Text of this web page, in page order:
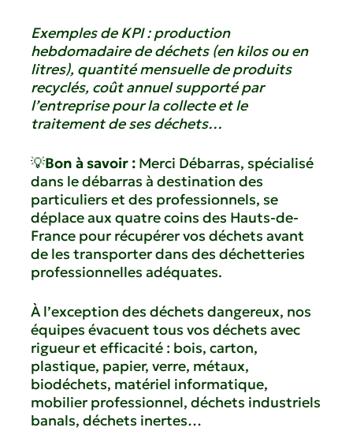
Exemples de KPI : production
hebdomadaire de déchets (en kilos ou en
litres), quantité mensuelle de produits
recyclés, coût annuel supporté par
l’entreprise pour la collecte et le
traitement de ses déchets…
💡Bon à savoir : Merci Débarras, spécialisé
dans le débarras à destination des
particuliers et des professionnels, se
déplace aux quatre coins des Hauts-de-
France pour récupérer vos déchets avant
de les transporter dans des déchetteries
professionnelles adéquates.
À l’exception des déchets dangereux, nos
équipes évacuent tous vos déchets avec
rigueur et efficacité : bois, carton,
plastique, papier, verre, métaux,
biodéchets, matériel informatique,
mobilier professionnel, déchets industriels
banals, déchets inertes…